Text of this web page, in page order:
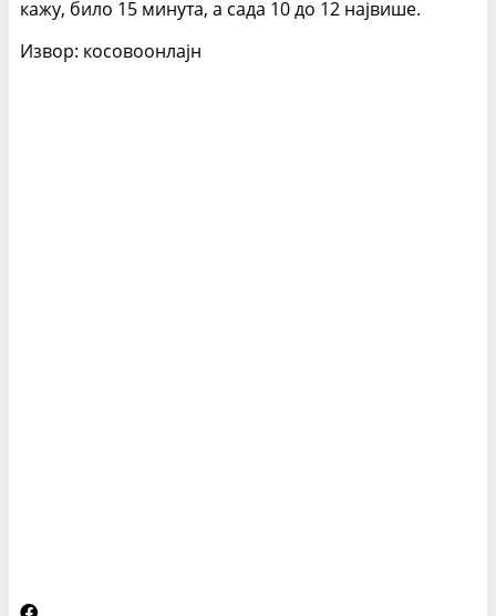
кажу, било 15 минута, а сада 10 до 12 највише.
Извор: косовоонлајн